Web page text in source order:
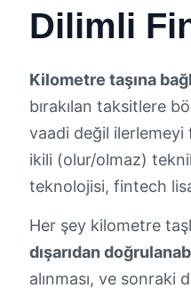
Dilimli
Kilometre taşına
bırakılan taksitlere
vaadi değil ilerlemeyi
ikili (olur/olmaz)
teknolojisi, fintech
Her şey kilometre
dışarıdan
alınması, ve sonraki